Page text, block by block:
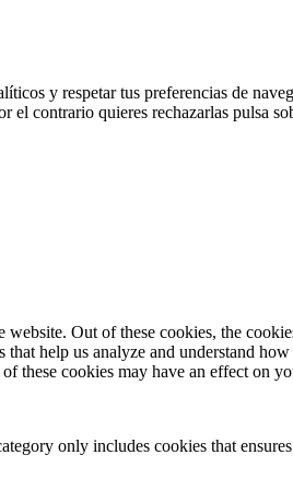
y respetar tus preferencias de
contrario quieres rechazarlas pulsa
Out of these cookies, the
help us analyze and understand
these cookies may have an effect on
only includes cookies that